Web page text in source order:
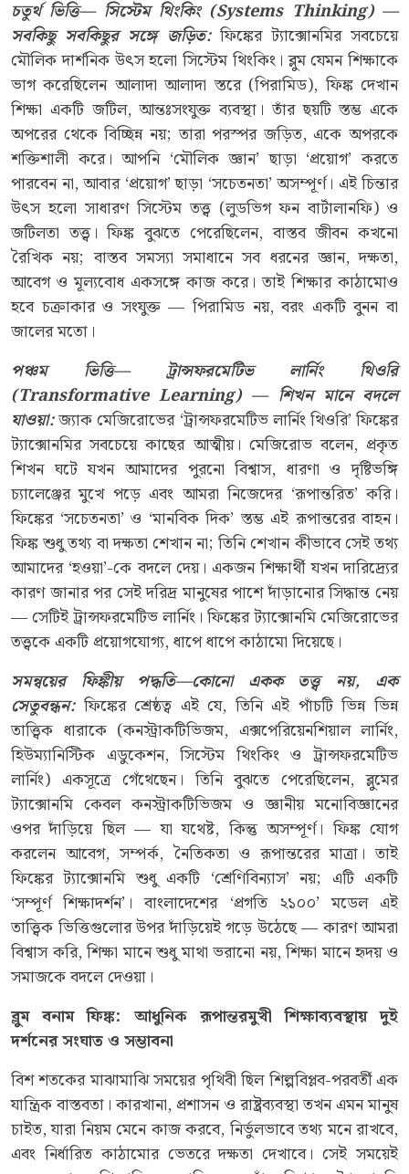
চতুর্থ ভিত্তি—সিস্টেম থিংকিং (Systems Thinking) —
সবকিছু সবকিছুর সঙ্গে জড়িত: ফিঙ্কের ট্যাক্সোনমির সবচেয়ে
মৌলিক দার্শনিক উৎস হলো সিস্টেম থিংকিং। ব্লুম যেমন শিক্ষাকে
ভাগ করেছিলেন আলাদা আলাদা স্তরে (পিরামিড), ফিঙ্ক দেখান
শিক্ষা একটি জটিল, আন্তঃসংযুক্ত ব্যবস্থা। তাঁর ছয়টি স্তম্ভ একে
অপরের থেকে বিচ্ছিন্ন নয়; তারা পরস্পর জড়িত, একে অপরকে
শক্তিশালী করে। আপনি ‘মৌলিক জ্ঞান’ ছাড়া ‘প্রয়োগ’ করতে
পারবেন না, আবার ‘প্রয়োগ’ ছাড়া ‘সচেতনতা’ অসম্পূর্ণ। এই চিন্তার
উৎস হলো সাধারণ সিস্টেম তত্ত্ব (লুডভিগ ফন বার্টালানফি) ও
জটিলতা তত্ত্ব। ফিঙ্ক বুঝতে পেরেছিলেন, বাস্তব জীবন কখনো
রৈখিক নয়; বাস্তব সমস্যা সমাধানে সব ধরনের জ্ঞান, দক্ষতা,
আবেগ ও মূল্যবোধ একসঙ্গে কাজ করে। তাই শিক্ষার কাঠামোও
হবে চক্রাকার ও সংযুক্ত — পিরামিড নয়, বরং একটি বুনন বা
জালের মতো।
পঞ্চম ভিত্তি—ট্রান্সফরমেটিভ লার্নিং থিওরি
(Transformative Learning) — শিখন মানে বদলে
যাওয়া:জ্যাক মেজিরোভের ‘ট্রান্সফরমেটিভ লার্নিং থিওরি’ ফিঙ্কের
ট্যাক্সোনমির সবচেয়ে কাছের আত্মীয়। মেজিরোভ বলেন, প্রকৃত
শিখন ঘটে যখন আমাদের পুরনো বিশ্বাস, ধারণা ও দৃষ্টিভঙ্গি
চ্যালেঞ্জের মুখে পড়ে এবং আমরা নিজেদের ‘রূপান্তরিত’ করি।
ফিঙ্কের ‘সচেতনতা’ ও ‘মানবিক দিক’ স্তম্ভ এই রূপান্তরের বাহন।
ফিঙ্ক শুধু তথ্য বা দক্ষতা শেখান না; তিনি শেখান কীভাবে সেই তথ্য
আমাদের ‘হওয়া’-কে বদলে দেয়। একজন শিক্ষার্থী যখন দারিদ্র্যের
কারণ জানার পর সেই দরিদ্র মানুষের পাশে দাঁড়ানোর সিদ্ধান্ত নেয়
— সেটিই ট্রান্সফরমেটিভ লার্নিং। ফিঙ্কের ট্যাক্সোনমি মেজিরোভের
তত্ত্বকে একটি প্রয়োগযোগ্য, ধাপে ধাপে কাঠামো দিয়েছে।
সমন্বয়ের ফিঙ্কীয় পদ্ধতি—কোনো একক তত্ত্ব নয়, এক
সেতুবন্ধন: ফিঙ্কের শ্রেষ্ঠত্ব এই যে, তিনি এই পাঁচটি ভিন্ন ভিন্ন
তাত্ত্বিক ধারাকে (কনস্ট্রাকটিভিজম, এক্সপেরিয়েনশিয়াল লার্নিং,
হিউম্যানিস্টিক এডুকেশন, সিস্টেম থিংকিং ও ট্রান্সফরমেটিভ
লার্নিং) একসূত্রে গেঁথেছেন। তিনি বুঝতে পেরেছিলেন, ব্লুমের
ট্যাক্সোনমি কেবল কনস্ট্রাকটিভিজম ও জ্ঞানীয় মনোবিজ্ঞানের
ওপর দাঁড়িয়ে ছিল — যা যথেষ্ট, কিন্তু অসম্পূর্ণ। ফিঙ্ক যোগ
করলেন আবেগ, সম্পর্ক, নৈতিকতা ও রূপান্তরের মাত্রা। তাই
ফিঙ্কের ট্যাক্সোনমি শুধু একটি ‘শ্রেণিবিন্যাস’ নয়; এটি একটি
‘সম্পূর্ণ শিক্ষাদর্শন’। বাংলাদেশের ‘প্রগতি ২১০০’ মডেল এই
তাত্ত্বিক ভিত্তিগুলোর উপর দাঁড়িয়েই গড়ে উঠেছে — কারণ আমরা
বিশ্বাস করি, শিক্ষা মানে শুধু মাথা ভরানো নয়, শিক্ষা মানে হৃদয় ও
সমাজকে বদলে দেওয়া।
ব্লুম বনাম ফিঙ্ক: আধুনিক রূপান্তরমুখী শিক্ষাব্যবস্থায় দুই
দর্শনের সংঘাত ও সম্ভাবনা
বিশ শতকের মাঝামাঝি সময়ের পৃথিবী ছিল শিল্পবিপ্লব-পরবর্তী এক
যান্ত্রিক বাস্তবতা। কারখানা, প্রশাসন ও রাষ্ট্রব্যবস্থা তখন এমন মানুষ
চাইত, যারা নিয়ম মেনে কাজ করবে, নির্ভুলভাবে তথ্য মনে রাখবে,
এবং নির্ধারিত কাঠামোর ভেতরে দক্ষতা দেখাবে। সেই সময়েই